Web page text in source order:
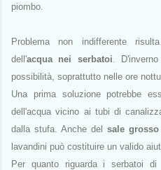
piombo.
Problema non indifferente
dell'acqua nei serbatoi .
possibilità, soprattutto nelle ore
Una prima soluzione potrebbe
dell'acqua vicino ai tubi di
dalla stufa. Anche del sale grosso
lavandini può costituire un valido
Per quanto riguarda i serbatoi